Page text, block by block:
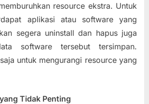
resource ekstra. Untuk
aplikasi atau software yang
segera uninstall dan hapus juga
software tersebut tersimpan.
untuk mengurangi resource yang
Tidak Penting